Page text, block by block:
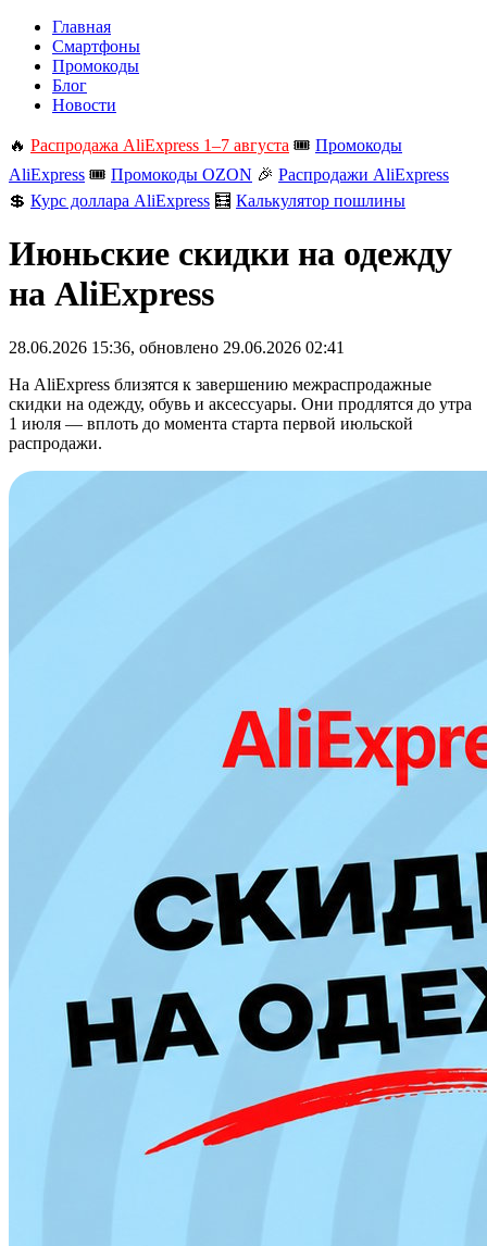
Главная
Смартфоны
Промокоды
Блог
Новости
🔥 Распродажа AliExpress 1–7 августа 🎟️ Промокоды
AliExpress 🎟️ Промокоды OZON 🎉 Распродажи AliExpress
💲 Курс доллара AliExpress 🧮 Калькулятор пошлины
Июньские скидки на одежду
на AliExpress
28.06.2026 15:36, обновлено 29.06.2026 02:41
На AliExpress близятся к завершению межраспродажные
скидки на одежду, обувь и аксессуары. Они продлятся до утра
1 июля — вплоть до момента старта первой июльской
распродажи.